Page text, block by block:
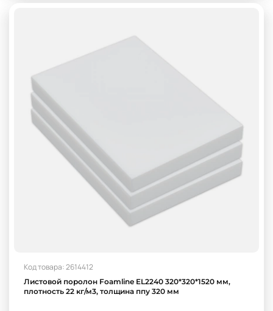
Код товара: 2614412
Листовой поролон Foamline EL2240 320*320*1520 мм,
плотность 22 кг/м3, толщина ппу 320 мм